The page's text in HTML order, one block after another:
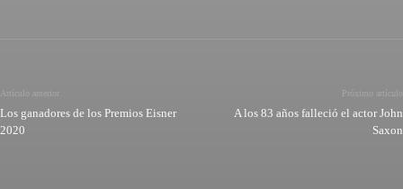
Artículo anterior
Los ganadores de los Premios Eisner
2020
Próximo artículo
A los 83 años falleció el actor John
Saxon